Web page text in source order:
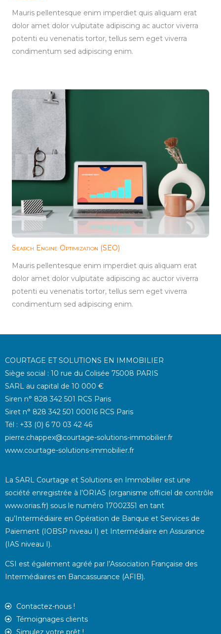
Mauris pellentesque enim imperdiet quis aliquam erat
dolor amet dolor vulputate adipiscing ac auctor viverra
potenti eu venenatis tortor, tellus sem eget viverra
condimentum sed adipiscing enim.
Search Engine Optimization (SEO)
Mauris pellentesque enim imperdiet quis aliquam erat
dolor amet dolor vulputate adipiscing ac auctor viverra
potenti eu venenatis tortor, tellus sem eget viverra
condimentum sed adipiscing enim.
COURTAGE ET SOLUTIONS EN IMMOBILIER
Siège social : 10 rue du Colisée 75008 PARIS
SARL au capital de 10 000 €
Siren n° 828 342 501 RCS Paris
Siret n° 828 342 501 00016 RCS Paris
Tél : +33 (0) 6 70 03 42 46
pierre.chappex@courtage-solutions-immobilier.fr
www.courtage-solutions-immobilier.fr
La SARL Courtage et Solutions en Immobilier est une
société enregistrée à l’ORIAS (organisme officiel de contrôle
www.orias.fr) sous le numéro 17002351 en tant
qu’Intermédiaire en Opération de Banque et Services de
Paiement (IOBSP niveau I) et Intermédiaire en Assurance
(IAS niveau I).
CSI est également agréé par l’Association Française des
Intermédiaires en Bancassurance (AFIB).
Contactez-nous !
Témoignages clients
Simulez votre prêt !